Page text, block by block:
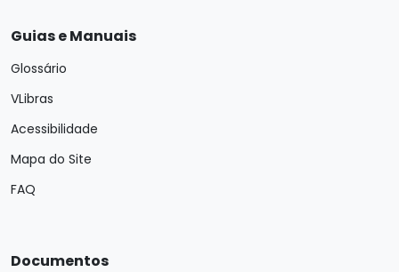
Guias e Manuais
Glossário
VLibras
Acessibilidade
Mapa do Site
FAQ
Documentos